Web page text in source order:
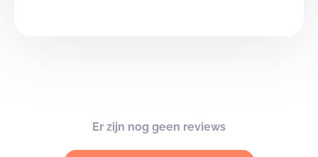
Er zijn nog geen reviews